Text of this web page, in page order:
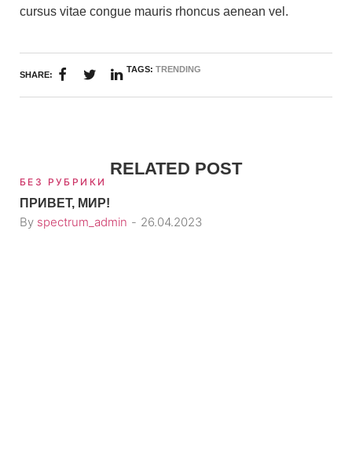
cursus vitae congue mauris rhoncus aenean vel.
SHARE:
TAGS:TRENDING
RELATED POST
БЕЗ РУБРИКИ
ПРИВЕТ, МИР!
By spectrum_admin 26.04.2023